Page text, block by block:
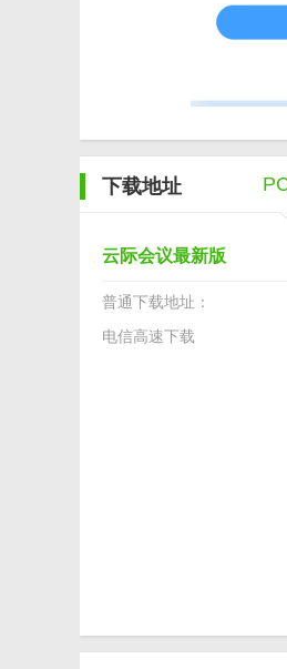
4. 会议管理：在会议中，
云际会议最新版是一款功
方式，让用户可以随时随
下载地址
云际会议最新版
普通下载地址：
电信高速下载